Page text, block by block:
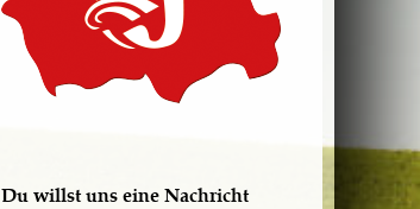
Du willst uns eine Nachricht